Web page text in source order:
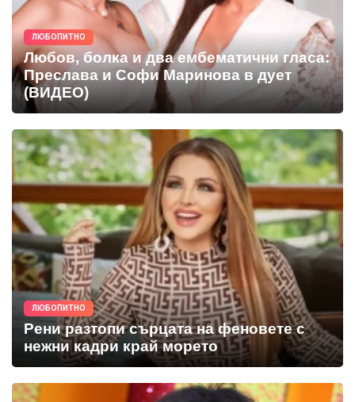
ЛЮБОПИТНО
Любов, болка и два ембематични гласа:
Преслава и Софи Маринова в дует
(ВИДЕО)
ЛЮБОПИТНО
Рени разтопи сърцата на феновете с
нежни кадри край морето